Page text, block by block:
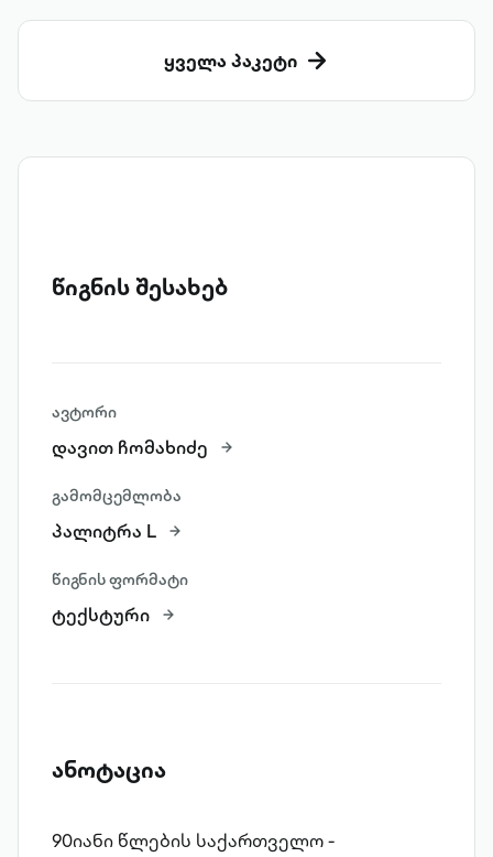
ყველა პაკეტი
წიგნის შესახებ
ავტორი
დავით ჩომახიძე
გამომცემლობა
პალიტრა L
წიგნის ფორმატი
ტექსტური
ანოტაცია
90­იანი წლების საქართველო -